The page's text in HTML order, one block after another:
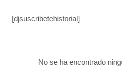
[djsuscribetehistorial]
No se ha encontrado